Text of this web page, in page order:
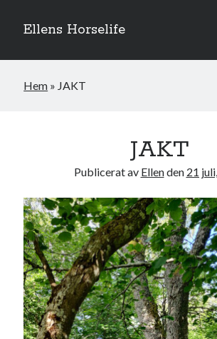
Ellens Horselife
Sidopanel
Hej och välkomna till min blogg! Jag heter Ellen
denna bloggen kan ni följa min resa med hästarna,
dressyr & hoppning till MSV hopp & dressyr på stor
Hem » JAKT
JAKT
Publicerat av Ellenden 21